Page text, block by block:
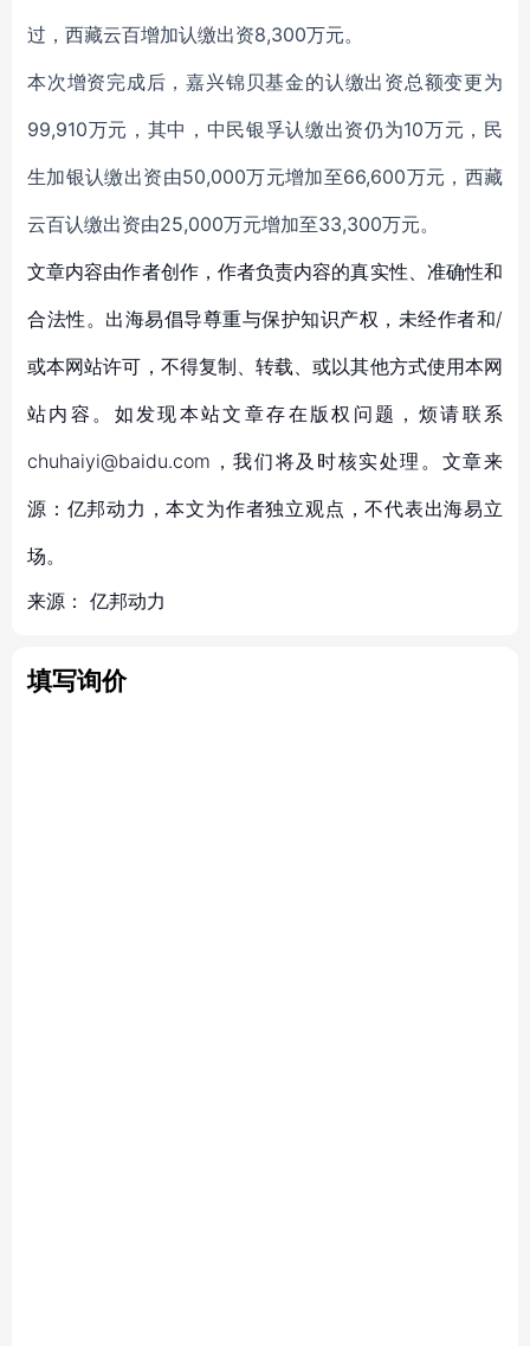
过，西藏云百增加认缴出资8,300万元。
本次增资完成后，嘉兴锦贝基金的认缴出资总额变更为
99,910万元，其中，中民银孚认缴出资仍为10万元，民
生加银认缴出资由50,000万元增加至66,600万元，西藏
云百认缴出资由25,000万元增加至33,300万元。
文章内容由作者创作，作者负责内容的真实性、准确性和
合法性。出海易倡导尊重与保护知识产权，未经作者和/
或本网站许可，不得复制、转载、或以其他方式使用本网
站内容。如发现本站文章存在版权问题，烦请联系
chuhaiyi@baidu.com，我们将及时核实处理。文章来
源：亿邦动力，本文为作者独立观点，不代表出海易立
场。
来源： 亿邦动力
填写询价